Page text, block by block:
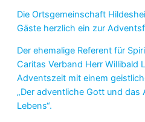
Die Ortsgemeinschaft
Gäste herzlich ein zur
Der ehemalige Referent für
Caritas Verband Herr Willibald
Adventszeit mit einem
„Der adventliche Gott und das
Lebens“.